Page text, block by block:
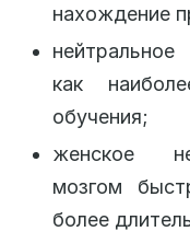
нахождение
как
обучения;
женское
мозгом
более